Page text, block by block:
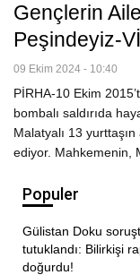
Gençlerin
Peşindeyiz-
09 Ekim 2024 - 10:40
PİRHA-10 Ekim
bombalı saldırıda
Malatyalı 13
ediyor. Mahkemenin,
Populer
Gülistan Doku
tutuklandı: Bilirkişi
doğurdu!